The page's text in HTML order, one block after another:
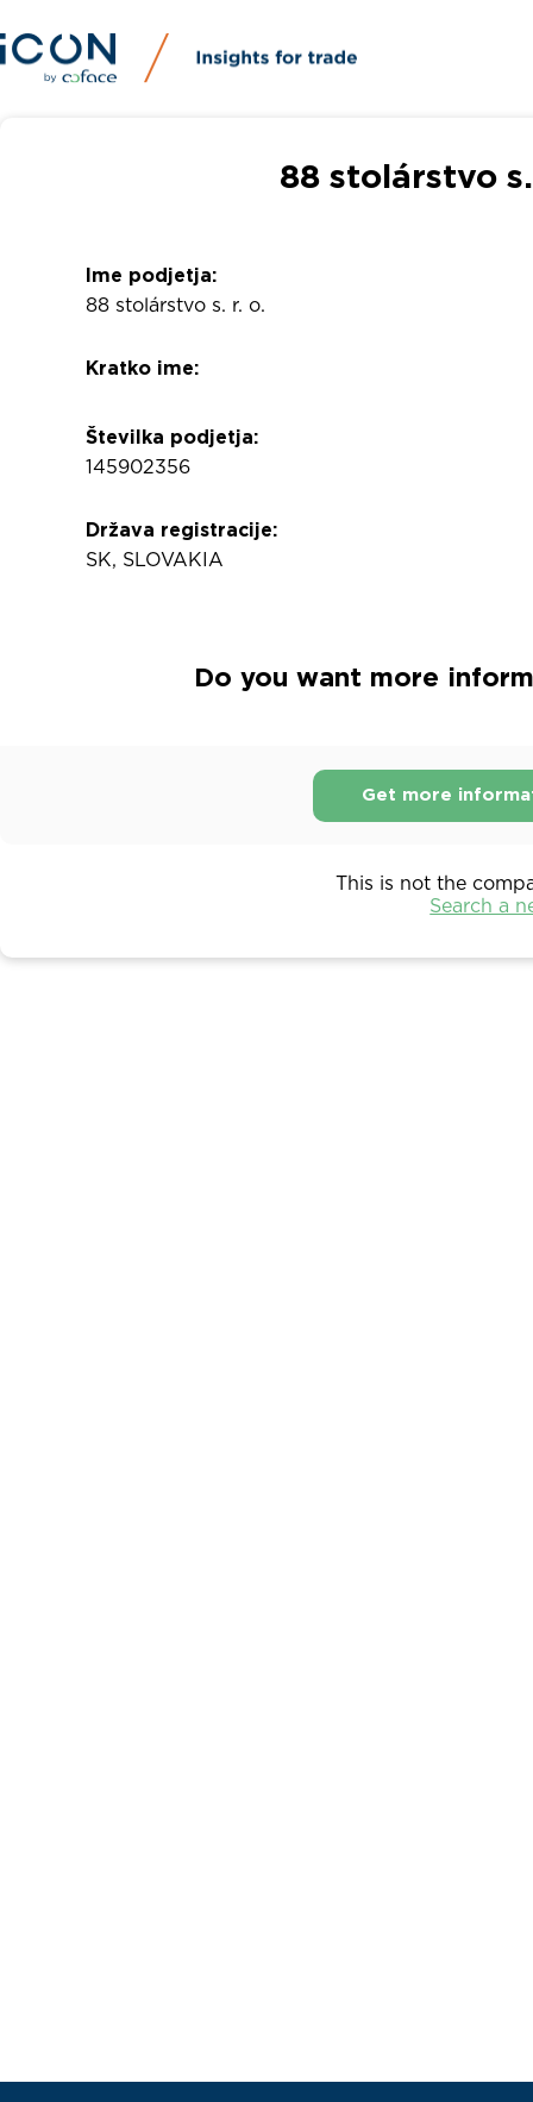
88 stolárstvo
Ime podjetja:
88 stolárstvo s. r. o.
Kratko ime:
Številka podjetja:
145902356
Država registracije:
SK, SLOVAKIA
Do you want more
Get more
This is not the
Search a